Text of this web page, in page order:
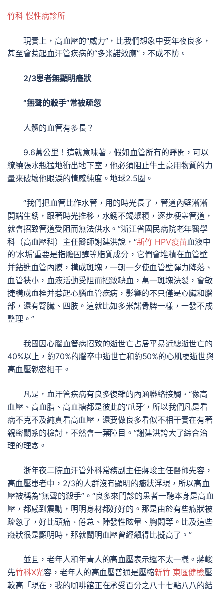
竹科 慢性病診所
現實上，高血壓的“威力”，比我們想象中要年夜良多，
甚至會惹起血汗管疾病的“多米諾效應”，不成不防。
2/3患者無顯明癥狀
“無聲的殺手”常被疏忽
人體的血管有多長？
9.6萬公里！這就意味著，假如血管所有的睜開，可以
繚繞張水瓶猛地衝出地下室，他必須阻止牛土豪用物質的力
量來破壞他眼淚的情感純度。地球2.5圈。
“我們把血管比作水管，用的時光長了，管道內壁漸漸
開端生銹，跟著時光推移，水銹不竭聚積，逐步梗塞管道，
就會招致管道受阻而無法供水。”浙江省國民病院老年醫學
科（高血壓科）主任醫師謝建洪說，“新竹 HPV疫苗血液中
的‘水垢’重要是指膽固醇等脂質成分，它們會堆積在血管壁
并鉆進血管內膜，構成斑塊，一朝一夕使血管壁彈力降落、
血管狹小，血液活動受阻而招致缺血，萬一斑塊決裂，會敏
捷構成血栓并惹起心腦血管疾病，影響的不只僅是心臟和腦
部，還有腎臟、四肢。這就比如多米諾骨牌一樣，一發不成
整理。”
我國因心腦血管病招致的逝世亡占居平易近總逝世亡的
40%以上，約70%的腦卒中逝世亡和約50%的心肌梗逝世與
高血壓親密相干。
凡是，血汗管疾病有良多復雜的內涵聯絡接觸。“像高
血壓、高血脂、高血糖都是彼此的‘爪牙’，所以我們凡是看
病不克不及純真看高血壓，還要做良多看似不相干實在有著
親密關系的檢討，不然會一葉障目。”謝建洪誇大了綜合治
理的理念。
浙年夜二院血汗管外科常務副主任蔣峻主任醫師先容，
高血壓患者中，2/3的人群沒有顯明的癥狀浮現，所以高血
壓被稱為“無聲的殺手”。“良多來門診的患者一聽本身是高血
壓，都感到震動，明明身材都好好的。那是由於有些癥狀被
疏忽了，好比頭痛、倦怠、陣發性眩暈、胸悶等。比及這些
癥狀很是顯明時，那就闡明血壓曾經飆得比擬高了。”
並且，老年人和年青人的高血壓表示還不太一樣。蔣峻
先竹科X光容，老年人的高血壓普通是壓縮新竹 東區健檢壓
較高「現在，我的咖啡館正在承受百分之八十七點八八的結